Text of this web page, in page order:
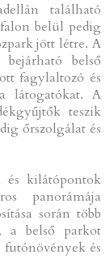
található
belül pedig
jött létre. A
belső
fagylaltozó és
látogatókat. A
teszik
őrszolgálat és
és kilátópontok
panorámája
során több
a belső parkot
és